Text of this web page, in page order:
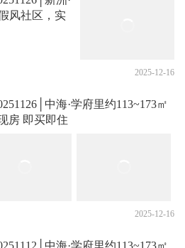
风社区，实
2025-12-16
中海·学府里约113~173㎡
房 即买即住
2025-12-16
中海·学府里约113~173㎡